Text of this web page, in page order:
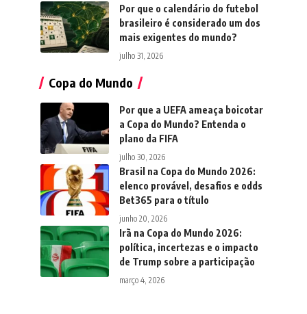
Por que o calendário do futebol
brasileiro é considerado um dos
mais exigentes do mundo?
julho 31, 2026
Copa do Mundo
Por que a UEFA ameaça boicotar
a Copa do Mundo? Entenda o
plano da FIFA
julho 30, 2026
Brasil na Copa do Mundo 2026:
elenco provável, desafios e odds
Bet365 para o título
junho 20, 2026
Irã na Copa do Mundo 2026:
política, incertezas e o impacto
de Trump sobre a participação
março 4, 2026